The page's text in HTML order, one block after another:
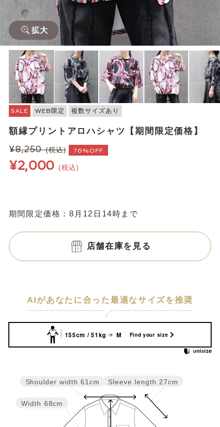
拡大
SALE WEB限定 複数サイズあり
額縁プリントアロハシャツ【期間限定価格】
¥8,250 (税込) 76%OFF
¥2,000 (税込)
期間限定価格：8月12日14時まで
店舗在庫を見る
AIがあなたに合った最適なサイズを推奨
155cm / 51kg M Find your size
Sleeve length 27cm
Width 68cm
Shoulder width 61cm